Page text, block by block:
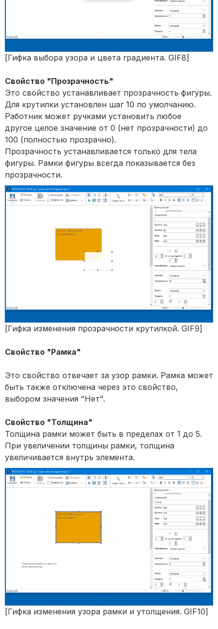
[Гифка выбора узора и цвета градиента. GIF8]
Свойство "Прозрачность"
Это свойство устанавливает прозрачность фигуры.
Для крутилки установлен шаг 10 по умолчанию.
Работник может ручками установить любое
другое целое значение от 0 (нет прозрачности) до
100 (полностью прозрачно).
Прозрачность устанавливается только для тела
фигуры. Рамки фигуры всегда показывается без
прозрачности.
[Гифка изменения прозрачности крутилкой. GIF9]
Свойство "Рамка"
Это свойство отвечает за узор рамки. Рамка может
быть также отключена через это свойство,
выбором значения "Нет".
Свойство "Толщина"
Толщина рамки может быть в пределах от 1 до 5.
При увеличении толщины рамки, толщина
увеличивается внутрь элемента.
[Гифка изменения узора рамки и утолщения. GIF10]